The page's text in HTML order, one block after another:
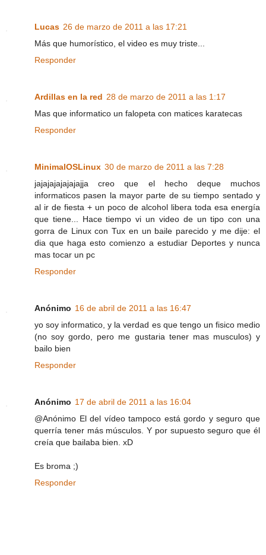
Lucas 26 de marzo de 2011 a las 17:21
Más que humorístico, el video es muy triste...
Responder
Ardillas en la red 28 de marzo de 2011 a las 1:17
Mas que informatico un falopeta con matices karatecas
Responder
MinimalOSLinux 30 de marzo de 2011 a las 7:28
jajajajajajajajja creo que el hecho deque muchos
informaticos pasen la mayor parte de su tiempo sentado y
al ir de fiesta + un poco de alcohol libera toda esa energía
que tiene... Hace tiempo vi un video de un tipo con una
gorra de Linux con Tux en un baile parecido y me dije: el
dia que haga esto comienzo a estudiar Deportes y nunca
mas tocar un pc
Responder
Anónimo 16 de abril de 2011 a las 16:47
yo soy informatico, y la verdad es que tengo un fisico medio
(no soy gordo, pero me gustaria tener mas musculos) y
bailo bien
Responder
Anónimo 17 de abril de 2011 a las 16:04
@Anónimo El del vídeo tampoco está gordo y seguro que
querría tener más músculos. Y por supuesto seguro que él
creía que bailaba bien. xD
Es broma ;)
Responder